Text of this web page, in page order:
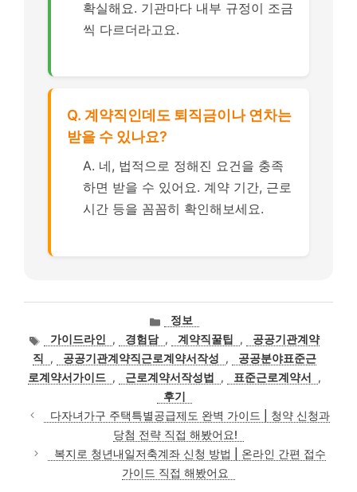
확실해요. 기관마다 내부 규정이 조금
씩 다르더라고요.
Q. 계약직인데도 퇴직금이나 연차는
받을 수 있나요?
A. 네, 법적으로 정해진 요건을 충족
하면 받을 수 있어요. 계약 기간, 근로
시간 등을 꼼꼼히 확인해보세요.
카
고
리
정보
태가이드라인 , 경험담 , 계약직꿀팁 ,
공공기관계약
직
, 공공기관계약직근로계약서작성 ,
공공분야표준근
로계약서가이드 , 근로계약서작성법 , 표준근로계약서
,
후기
다자녀가구 주택특별공급제도 완벽 가이드 | 청약 신청과
당첨 전략 직접 해봤어요!
복지로 청년내일저축계좌 신청 방법 | 온라인 간편 접수
가이드 직접 해봤어요